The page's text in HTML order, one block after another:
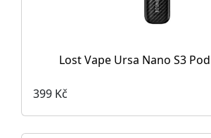
Lost Vape Ursa Nano S3
399 Kč